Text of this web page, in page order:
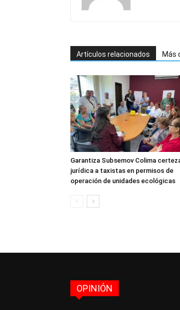
Artículos relacionados Más
Garantiza Subsemov Colima
jurídica a taxistas en permisos de
operación de unidades ecológicas
OPINIÓN